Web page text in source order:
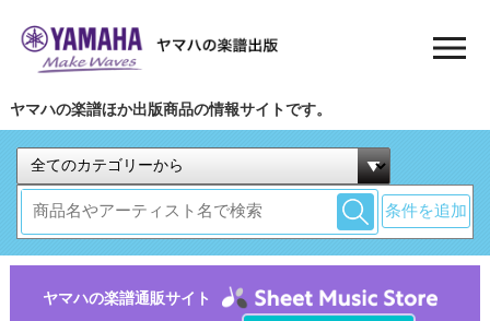
ヤマハの楽譜ほか出版商品の情報サイトです。
条件を追加
ヤマハの楽譜通販サイト